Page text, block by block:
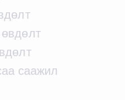
саажил